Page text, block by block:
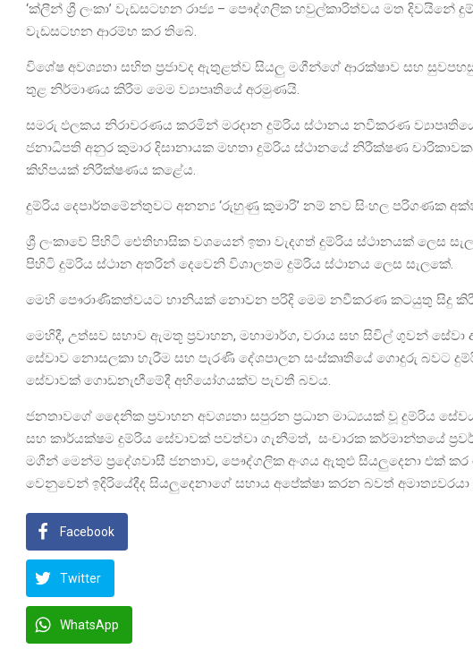
‘ක්ලීන් ශ්‍රී ලංකා’ වැඩසටහන රාජ්‍ය – පෞද්ගලික හවුල්කාරිත්වය මත
වැඩසටහන ආරම්භ කර තිබේ.
විශේෂ අවශ්‍යතා සහිත ප්‍රජාවද ඇතුළත්ව සියලු මගීන්ගේ ආරක්ෂාව සහ
තුළ නිර්මාණය කිරීම මෙම ව්‍යාපෘතියේ අරමුණයි.
සමරු ඵලකය නිරාවරණය කරමින් මරදාන දුම්රිය ස්ථානය නවීකරණ
ජනාධිපති අනුර කුමාර දිසානායක මහතා දුම්රිය ස්ථානයේ නිරීක්ෂණ
කිහිපයක් නිරීක්ෂණය කළේය.
දුම්රිය දෙපාර්තමේන්තුවට අනන්‍ය ‘රුහුණු කුමාරි’ නම් නව සිංහල පරිගණක
ශ්‍රී ලංකාවේ පිහිටි ඓතිහාසික වශයෙන් ඉතා වැදගත් දුම්රිය ස්ථානයක් ලෙස
පිහිටි දුම්රිය ස්ථාන අතරින් දෙවෙනි විශාලතම දුම්රිය ස්ථානය ලෙස සැලකේ.
මෙහි පෞරාණිකත්වයට හානියක් නොවන පරිදි මෙම නවීකරණ කටයුතු සිදු
මෙහිදී, උත්සව සභාව ඇමතූ ප්‍රවාහන, මහාමාර්ග, වරාය සහ සිවිල් ගුවන්
සේවාව නොසලකා හැරීම සහ පැරණි දේශපාලන සංස්කෘතියේ ගොදුරු බවට
සේවාවක් ගොඩනැඟීමේදී අභියෝගයක්ව පැවතී බවය.
ජනතාවගේ දෛනික ප්‍රවාහන අවශ්‍යතා සපුරන ප්‍රධාන මාධ්‍යයක් වූ දුම්රිය
සහ කාර්යක්ෂම දුම්රිය සේවාවක් පවත්වා ගැනීමත්, සංචාරක කර්මාන්තයේ
මගීන් මෙන්ම ප්‍රදේශවාසී ජනතාව, පෞද්ගලික අංශය ඇතුළු සියලුදෙනා එක්
වෙනුවෙන් ඉදිරියේදීද සියලුදෙනාගේ සහාය අපේක්ෂා කරන බවත් අමාත්‍යවරයා
Facebook
Twitter
WhatsApp